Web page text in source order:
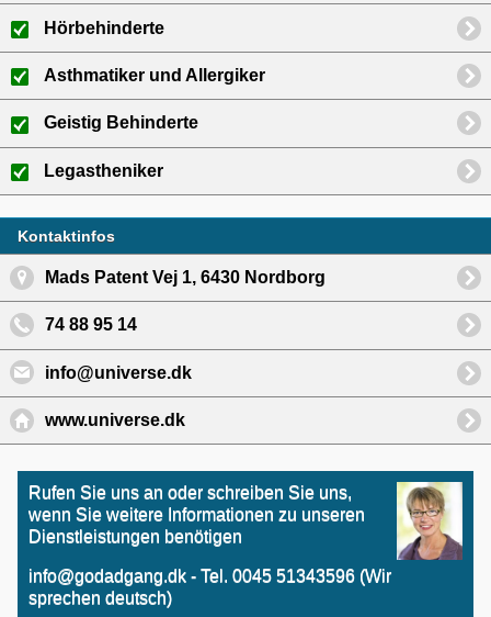
Hörbehinderte
Asthmatiker und Allergiker
Geistig Behinderte
Legastheniker
Kontaktinfos
Mads Patent Vej 1, 6430 Nordborg
74 88 95 14
info@universe.dk
www.universe.dk
Rufen Sie uns an oder schreiben Sie uns,
wenn Sie weitere Informationen zu unseren
Dienstleistungen benötigen
info@godadgang.dk - Tel. 0045 51343596 (Wir
sprechen deutsch)